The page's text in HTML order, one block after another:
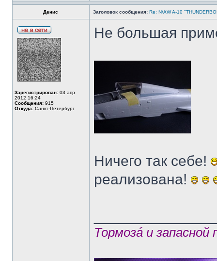
Денис Заголовок сообщения: Re: N/AW A-10
Зарегистрирован: 03 апр
2012 16:24
Сообщения: 915
Откуда: Санкт-Петербург
Не большая
Ничего так себе!
реализована!
Тормозá и